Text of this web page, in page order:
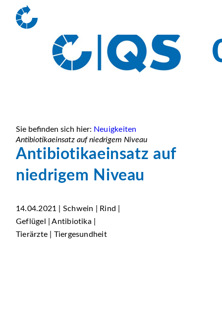
Sie befinden sich hier: Neuigkeiten
Antibiotikaeinsatz auf niedrigem Niveau
Antibiotikaeinsatz auf
niedrigem Niveau
14.04.2021 | Schwein | Rind |
Geflügel | Antibiotika |
Tierärzte | Tiergesundheit